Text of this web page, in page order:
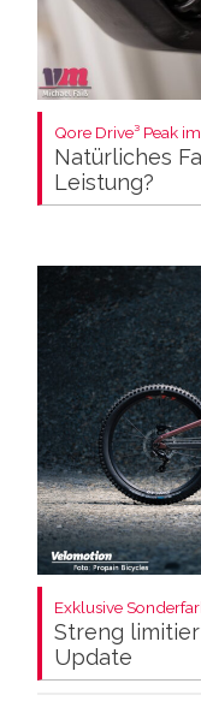
Qore Drive³ Peak
Natürliches
Leistung?
Exklusive
Streng
Update